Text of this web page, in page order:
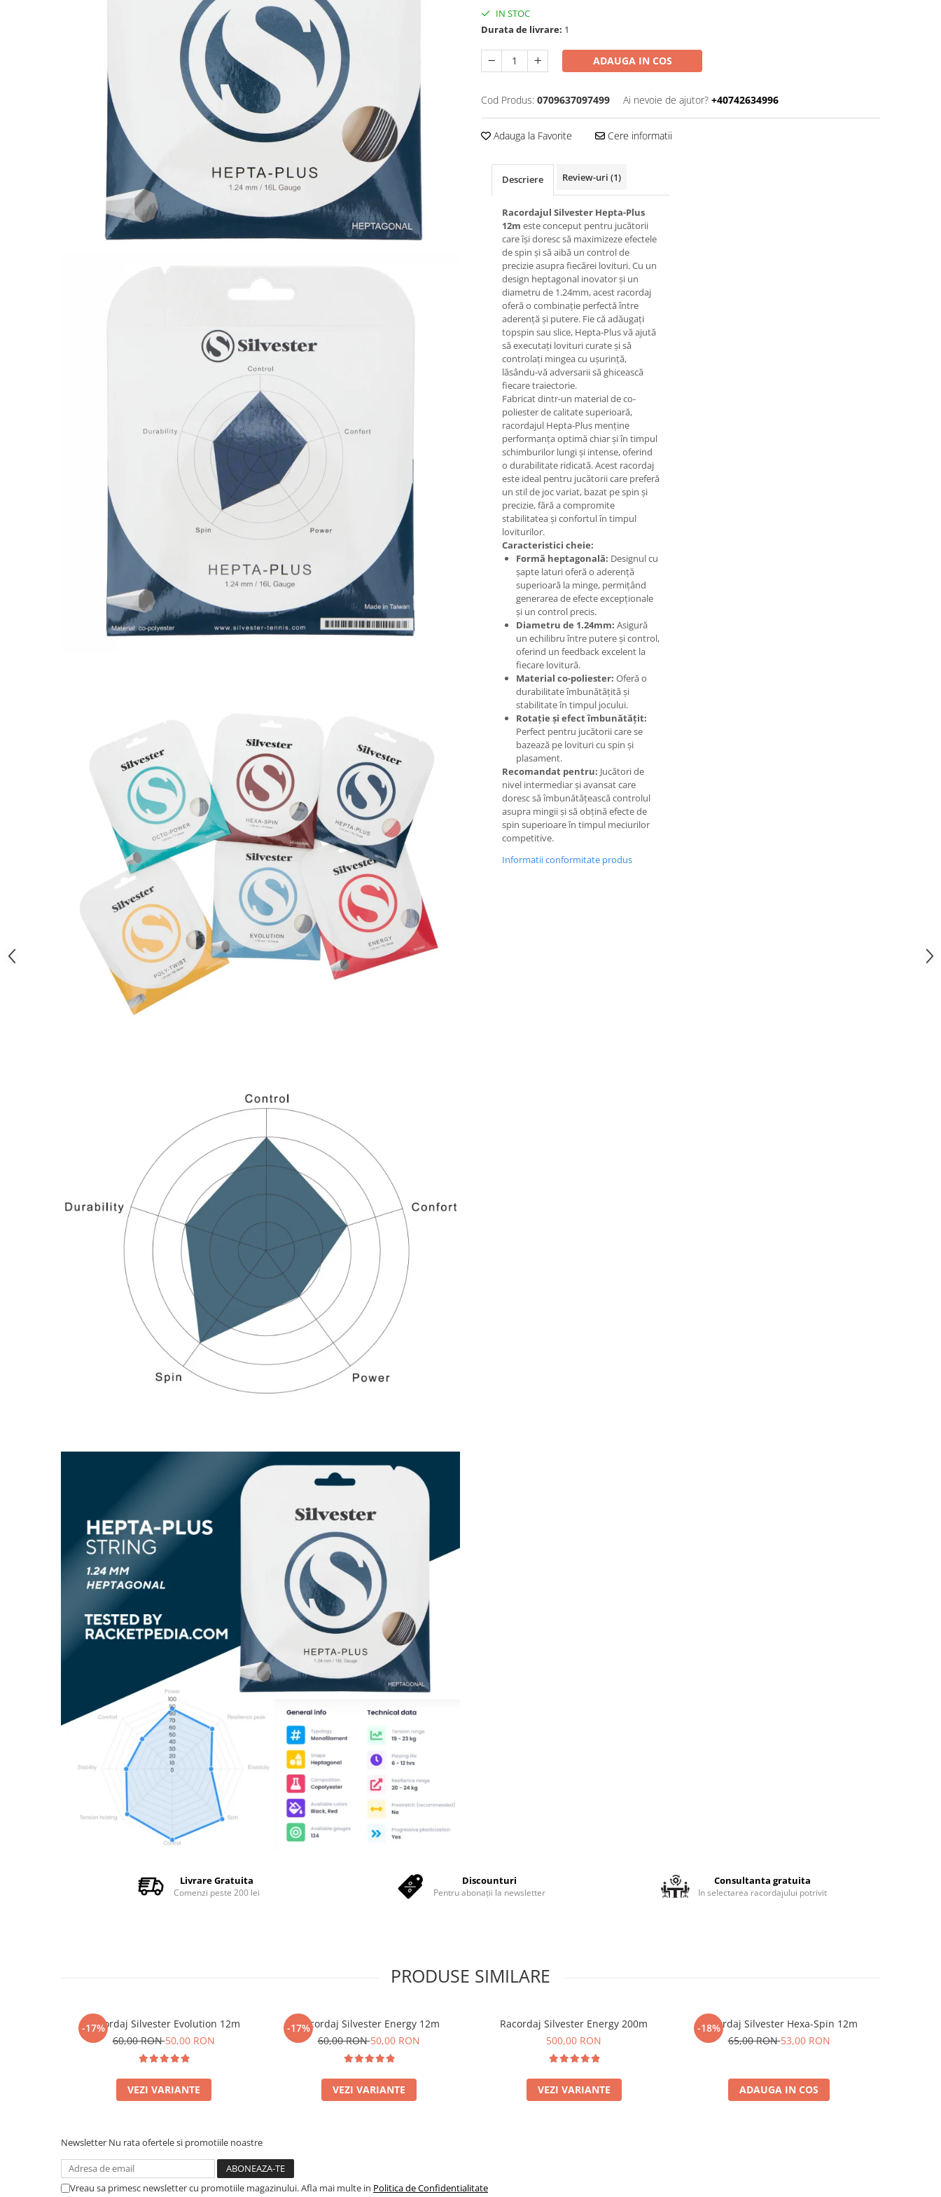
IN STOC
Durata de livrare: 1
ADAUGA IN COS
Cod Produs: 0709637097499 Ai nevoie de ajutor? +40742634996
Adauga la Favorite Cere informatii
Descriere Review-uri (1)
Racordajul Silvester Hepta-Plus
12m este conceput pentru jucătorii
care își doresc să maximizeze efectele
de spin și să aibă un control de
precizie asupra fiecărei lovituri. Cu un
design heptagonal inovator și un
diametru de 1.24mm, acest racordaj
oferă o combinație perfectă între
aderență și putere. Fie că adăugați
topspin sau slice, Hepta-Plus vă ajută
să executați lovituri curate și să
controlați mingea cu ușurință,
lăsându-vă adversarii să ghicească
fiecare traiectorie.
Fabricat dintr-un material de co-
poliester de calitate superioară,
racordajul Hepta-Plus menține
performanța optimă chiar și în timpul
schimburilor lungi și intense, oferind
o durabilitate ridicată. Acest racordaj
este ideal pentru jucătorii care preferă
un stil de joc variat, bazat pe spin și
precizie, fără a compromite
stabilitatea și confortul în timpul
loviturilor.
Caracteristici cheie:
Formă heptagonală: Designul cu
șapte laturi oferă o aderență
superioară la minge, permițând
generarea de efecte excepționale
și un control precis.
Diametru de 1.24mm: Asigură
un echilibru între putere și control,
oferind un feedback excelent la
fiecare lovitură.
Material co-poliester: Oferă o
durabilitate îmbunătățită și
stabilitate în timpul jocului.
Rotație și efect îmbunătățit:
Perfect pentru jucătorii care se
bazează pe lovituri cu spin și
plasament.
Recomandat pentru: Jucători de
nivel intermediar și avansat care
doresc să îmbunătățească controlul
asupra mingii și să obțină efecte de
spin superioare în timpul meciurilor
competitive.
Informatii conformitate produs
Livrare Gratuita
Comenzi peste 200 lei
Discounturi
Pentru abonații la newsletter
Consultanta gratuita
In selectarea racordajului potrivit
PRODUSE SIMILARE
-17%
Racordaj Silvester Evolution 12m
60,00 RON50,00 RON
VEZI VARIANTE
-17%Racordaj Silvester Energy 12m
60,00 RON50,00 RON
VEZI VARIANTE
Racordaj Silvester Energy 200m
500,00 RON
VEZI VARIANTE
-18%
Racordaj Silvester Hexa-Spin 12m
65,00 RON53,00 RON
ADAUGA IN COS
Newsletter Nu rata ofertele si promotiile noastre
Vreau sa primesc newsletter cu promotiile magazinului. Afla mai multe in Politica de Confidentialitate